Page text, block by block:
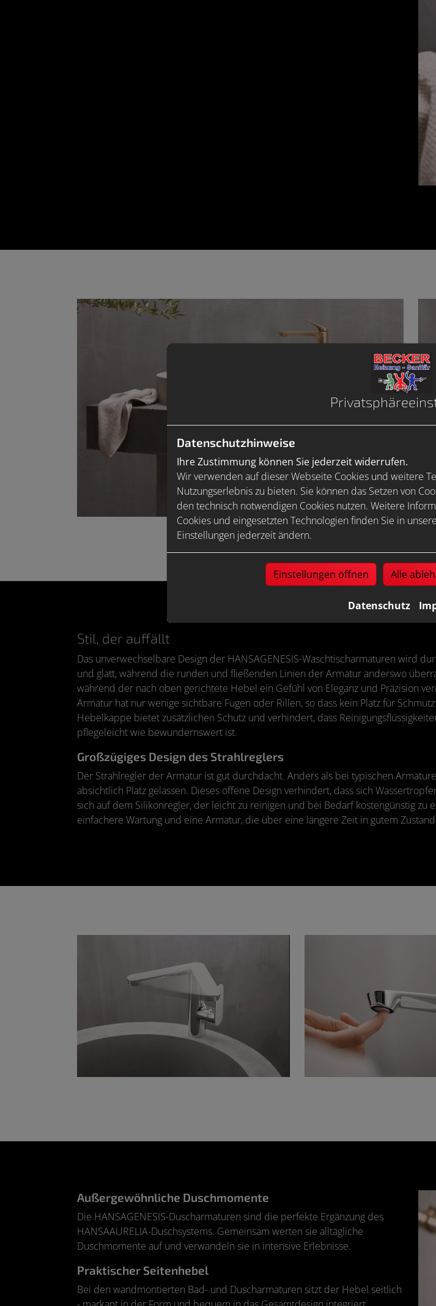
Stil, der auffällt
Das unverwechselbare Design der HANSAGENESIS-Waschtischarmaturen wird
und glatt, während die runden und fließenden Linien der Armatur anderswo
während der nach oben gerichtete Hebel ein Gefühl von Eleganz und Präzision
Armatur hat nur wenige sichtbare Fugen oder Rillen, so dass kein Platz für
Hebelkappe bietet zusätzlichen Schutz und verhindert, dass
pflegeleicht wie bewundernswert ist.
Großzügiges Design des Strahlreglers
Der Strahlregler der Armatur ist gut durchdacht. Anders als bei typischen
absichtlich Platz gelassen. Dieses offene Design verhindert, dass sich
sich auf dem Silikonregler, der leicht zu reinigen und bei Bedarf kostengünstig zu
einfachere Wartung und eine Armatur, die über eine längere Zeit in gutem
Außergewöhnliche Duschmomente
Die HANSAGENESIS-Duscharmaturen sind die perfekte Ergänzung des
HANSAAURELIA-Duschsystems. Gemeinsam werten sie alltägliche
Duschmomente auf und verwandeln sie in intensive Erlebnisse.
Praktischer Seitenhebel
Bei den wandmontierten Bad- und Duscharmaturen sitzt der Hebel seitlich
Datenschutzhinweise
Ihre Zustimmung können Sie jederzeit widerrufen.
Wir verwenden auf dieser Webseite Cookies und weitere
Nutzungserlebnis zu bieten. Sie können das Setzen von
den technisch notwendigen Cookies nutzen. Weitere
Cookies und eingesetzten Technologien finden Sie in
Einstellungen jederzeit ändern.
Einstellungen öffnen Alle
Datenschutz